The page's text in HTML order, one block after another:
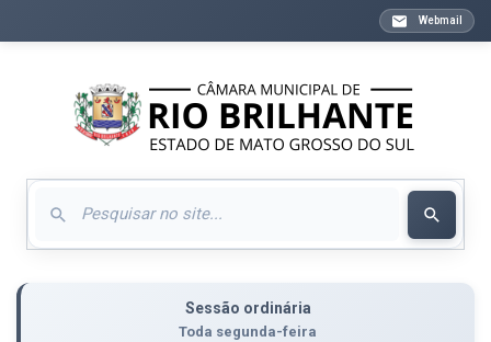
Webmail
Sessão ordinária
Toda segunda-feira